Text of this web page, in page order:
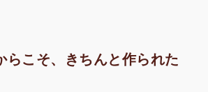
らこそ、きちんと作られた